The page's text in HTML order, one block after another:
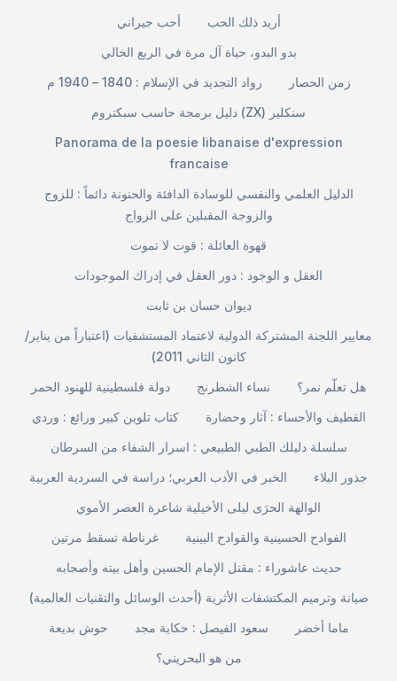
أحب جيراني
أريد ذلك الحب
بدو البدو، حياة آل مرة في الربع الخالي
رواد التجديد في الإسلام : 1840 – 1940 م
زمن الحصار
دليل برمجة حاسب سبكتروم (ZX) سنكلير
Panorama de la poesie libanaise d'expression
francaise
الدليل العلمي والنفسي للوسادة الدافئة والحنونة دائماً : للزوج
والزوجة المقبلين على الزواج
قهوة العائلة : قوت لا تموت
العقل و الوجود : دور العقل في إدراك الموجودات
ديوان حسان بن ثابت
معايير اللجنة المشتركة الدولية لاعتماد المستشفيات (اعتباراً من يناير/
كانون الثاني 2011)
دولة فلسطينية للهنود الحمر
نساء الشطرنج
هل تعلّم نمر؟
كتاب تلوين كبير ورائع : وردي
القطيف والأحساء : آثار وحضارة
سلسلة دليلك الطبي الطبيعي : اسرار الشفاء من السرطان
الخبر في الأدب العربي؛ دراسة في السردية العربية
جذور البلاء
الوالهة الحرَى ليلى الأخيلية شاعرة العصر الأموي
غرناطة تسقط مرتين
الفوادح الحسينية والقوادح البينية
حديث عاشوراء : مقتل الإمام الحسين وأهل بيته وأصحابه
صيانة وترميم المكتشفات الأثرية (أحدث الوسائل والتقنيات العالمية)
حوش بديعة
سعود الفيصل : حكاية مجد
ماما أخضر
من هو البحريني؟